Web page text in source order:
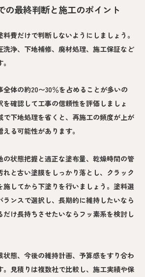
の最終判断と施工のポイント
費だけで判断しないようにしましょう。
洗浄、下地補修、廃材処理、施工保証など
全体の約20〜30％を占めることが多いの
を確認して工事の信頼性を評価しましょ
で下地処理を省くと、再施工の頻度が上が
る可能性があります。
の状態把握と適正な塗布量、乾燥時間の管
と古い塗膜をしっかり落とし、クラック
施してから下塗りを行いましょう。塗料選
ランスで選択し、長期的に維持したいなら
だけ長持ちさせたいならフッ素系を検討し
状態、今後の維持計画、予算感をすり合わ
。見積りは複数社で比較し、施工実績や保